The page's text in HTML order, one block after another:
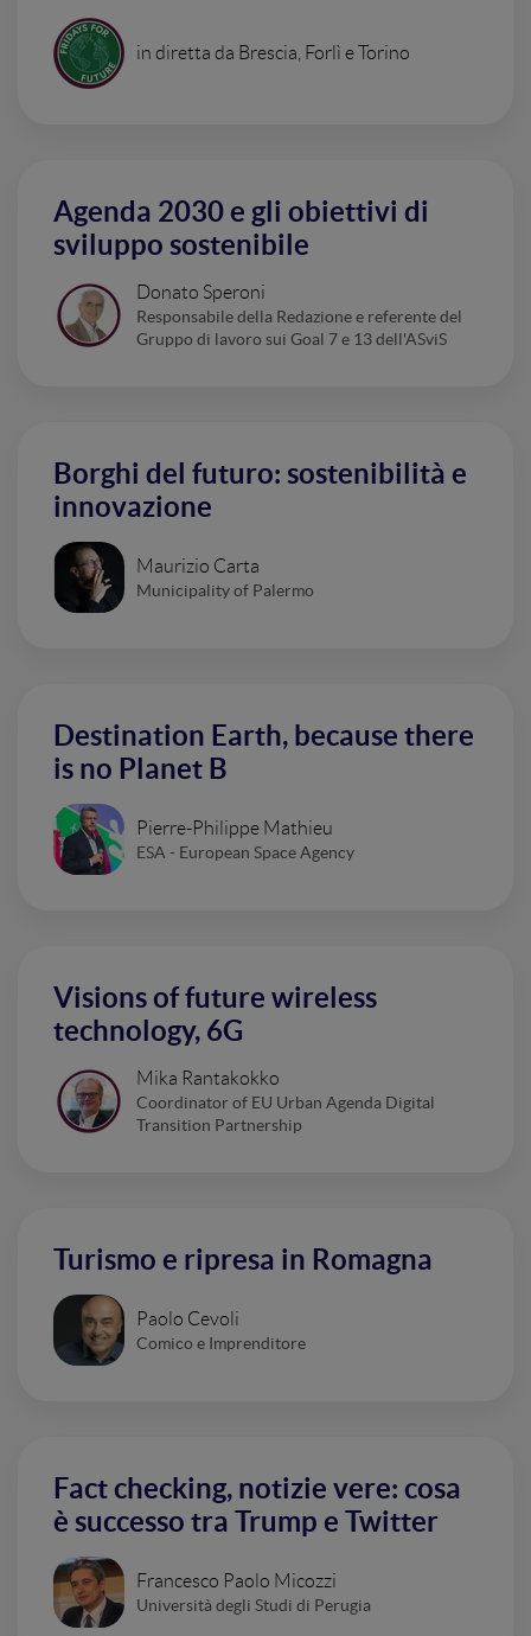
in diretta da Brescia, Forlì e Torino
Agenda 2030 e gli obiettivi di
sviluppo sostenibile
Donato Speroni
Responsabile della Redazione e referente del
Gruppo di lavoro sui Goal 7 e 13 dell'ASviS
Borghi del futuro: sostenibilità e
innovazione
Maurizio Carta
Municipality of Palermo
Destination Earth, because there
is no Planet B
Pierre-Philippe Mathieu
ESA - European Space Agency
Visions of future wireless
technology, 6G
Mika Rantakokko
Coordinator of EU Urban Agenda Digital
Transition Partnership
Turismo e ripresa in Romagna
Paolo Cevoli
Comico e Imprenditore
Fact checking, notizie vere: cosa
è successo tra Trump e Twitter
Francesco Paolo Micozzi
Università degli Studi di Perugia